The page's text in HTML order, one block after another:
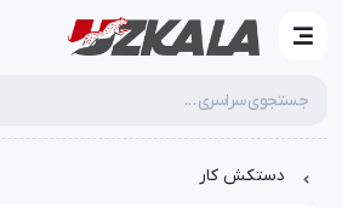
دستکش کار